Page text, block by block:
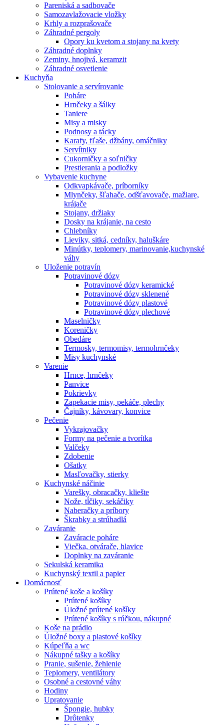
Pareniská a sadbovače
Samozavlažovacie vložky
Krhly a rozprašovače
Záhradné pergoly
Opory ku kvetom a stojany na kvety
Záhradné doplnky
Zeminy, hnojivá, keramzit
Záhradné osvetlenie
Kuchyňa
Stolovanie a servírovanie
Poháre
Hrnčeky a šálky
Taniere
Misy a misky
Podnosy a tácky
Karafy, fľaše, džbány, omáčniky
Servítniky
Cukorničky a soľničky
Prestierania a podložky
Vybavenie kuchyne
Odkvapkávače, príborníky
Mlynčeky, šľahače, odšťavovače, mažiare,
krájače
Stojany, držiaky
Dosky na krájanie, na cesto
Chlebníky
Lieviky, sitká, cedníky, haluškáre
Minútky, teplomery, marinovanie,kuchynské
váhy
Uloženie potravín
Potravinové dózy
Potravinové dózy keramické
Potravinové dózy sklenené
Potravinové dózy plastové
Potravinové dózy plechové
Maselničky
Koreničky
Obedáre
Termosky, termomisy, termohrnčeky
Misy kuchynské
Varenie
Hrnce, hrnčeky
Panvice
Pokrievky
Zapekacie misy, pekáče, plechy
Čajníky, kávovary, konvice
Pečenie
Vykrajovačky
Formy na pečenie a tvorítka
Valčeky
Zdobenie
Ošatky
Masľovačky, stierky
Kuchynské náčinie
Varešky, obracačky, kliešte
Nože, tĺčiky, sekáčiky
Naberačky a príbory
Škrabky a strúhadlá
Zaváranie
Zaváracie poháre
Viečka, otvárače, hlavice
Doplnky na zaváranie
Sekulská keramika
Kuchynský textil a papier
Domácnosť
Prútené koše a košíky
Prútené košíky
Úložné prútené košíky
Prútené košíky s rúčkou, nákupné
Koše na prádlo
Úložné boxy a plastové košíky
Kúpeľňa a wc
Nákupné tašky a košíky
Pranie, sušenie, žehlenie
Teplomery, ventilátory
Osobné a cestovné váhy
Hodiny
Upratovanie
Špongie, hubky
Drôtenky